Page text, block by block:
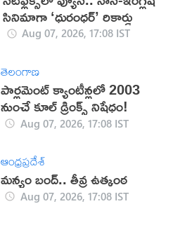
సినిమాగా ‘ధురంధర్’ రికార్డు
Aug 07, 2026, 17:08 IST
తెలంగాణ
పార్లమెంట్ క్యాంటీన్లలో 2003
నుంచే కూల్ డ్రింక్స్ నిషేధం!
Aug 07, 2026, 17:08 IST
ఆంధ్రప్రదేశ్
మన్యం బంద్.. తీవ్ర ఉత్కంఠ
Aug 07, 2026, 17:08 IST